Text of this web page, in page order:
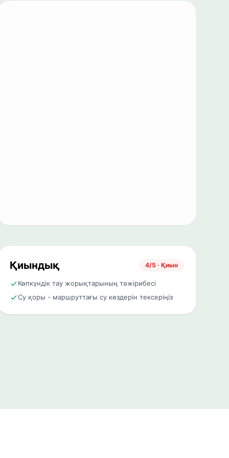
Қиындық 4/5 · Қиын
Көпкүндік тау жорықтарының тәжірибесі
Су қоры - маршруттағы су көздерін тексеріңіз